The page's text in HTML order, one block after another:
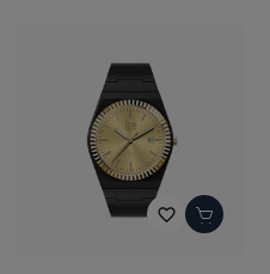
favorite_border